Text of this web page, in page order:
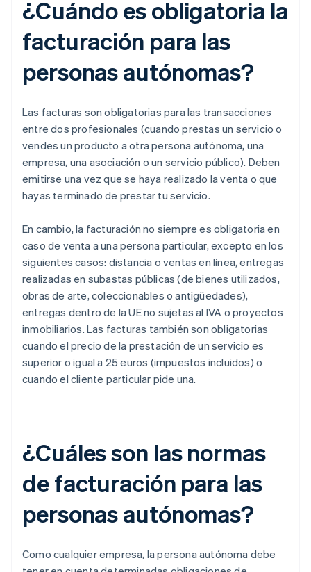
¿Cuándo es obligatoria la
facturación para las
personas autónomas?
Las facturas son obligatorias para las transacciones
entre dos profesionales (cuando prestas un servicio o
vendes un producto a otra persona autónoma, una
empresa, una asociación o un servicio público). Deben
emitirse una vez que se haya realizado la venta o que
hayas terminado de prestar tu servicio.
En cambio, la facturación no siempre es obligatoria en
caso de venta a una persona particular, excepto en los
siguientes casos: distancia o ventas en línea, entregas
realizadas en subastas públicas (de bienes utilizados,
obras de arte, coleccionables o antigüedades),
entregas dentro de la UE no sujetas al IVA o proyectos
inmobiliarios. Las facturas también son obligatorias
cuando el precio de la prestación de un servicio es
superior o igual a 25 euros (impuestos incluidos) o
cuando el cliente particular pide una.
¿Cuáles son las normas
de facturación para las
personas autónomas?
Como cualquier empresa, la persona autónoma debe